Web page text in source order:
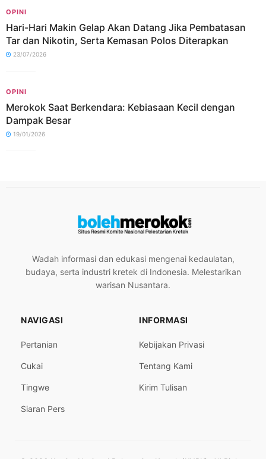
OPINI
Hari-Hari Makin Gelap Akan Datang Jika Pembatasan
Tar dan Nikotin, Serta Kemasan Polos Diterapkan
23/07/2026
OPINI
Merokok Saat Berkendara: Kebiasaan Kecil dengan
Dampak Besar
19/01/2026
Wadah informasi dan edukasi mengenai kedaulatan,
budaya, serta industri kretek di Indonesia. Melestarikan
warisan Nusantara.
NAVIGASI
Pertanian
Cukai
Tingwe
Siaran Pers
INFORMASI
Kebijakan Privasi
Tentang Kami
Kirim Tulisan